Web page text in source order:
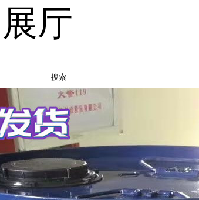
厅
搜索